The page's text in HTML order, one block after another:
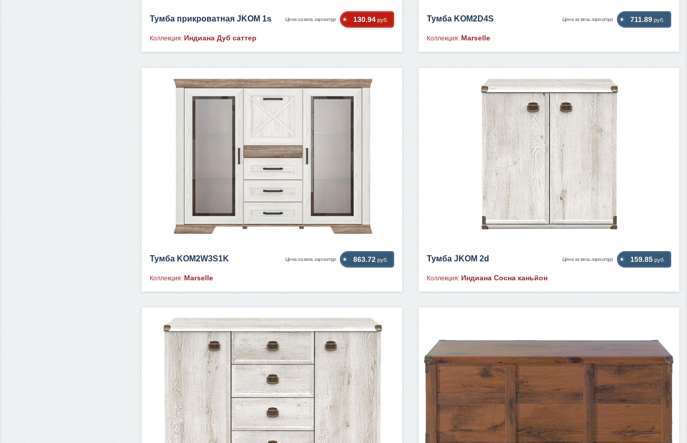
Тумба прикроватная JKOM 1s Цена за весь гарнитур 130.94 руб.
Коллекция: Индиана Дуб саттер
Тумба KOM2D4S Цена за весь гарнитур 711.89 руб.
Коллекция: Marselle
Тумба KOM2W3S1K Цена за весь гарнитур 863.72 руб.
Коллекция: Marselle
Тумба JKOM 2d Цена за весь гарнитур 159.85 руб.
Коллекция: Индиана Сосна каньйон